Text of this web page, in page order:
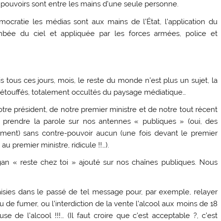
sont entre les mains d’une seule personne.
les médias sont aux mains de l’État, l’application du
du ciel et appliquée par les forces armées, police et
ces jours, mois, le reste du monde n’est plus un sujet, la
totalement occultés du paysage médiatique…
président, de notre premier ministre et de notre tout récent
la parole sur nos antennes « publiques » (oui, des
sans contre-pouvoir aucun (une fois devant le premier
premier ministre, ridicule !!…).
« reste chez toi » ajouté sur nos chaînes publiques. Nous
dans le passé de tel message pour, par exemple, relayer
de fumer, ou l’interdiction de la vente l’alcool aux moins de 18
de l’alcool !!!… (Il faut croire que c’est acceptable ?, c’est